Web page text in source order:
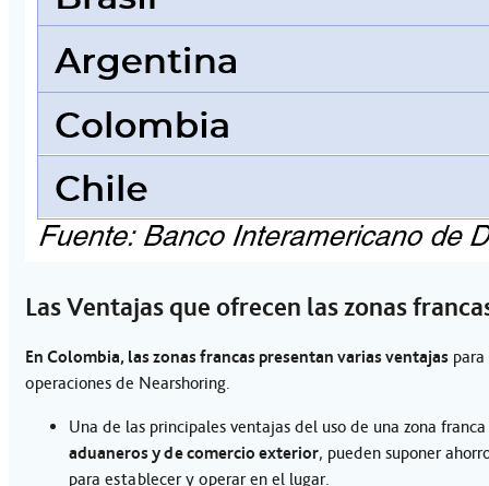
Las Ventajas que ofrecen las zonas
En Colombia, las zonas francas presentan varias ventajas para
operaciones de Nearshoring.
Una de las principales ventajas del uso de una zona
aduaneros y de comercio exterior, pueden suponer
para establecer y operar en el lugar.